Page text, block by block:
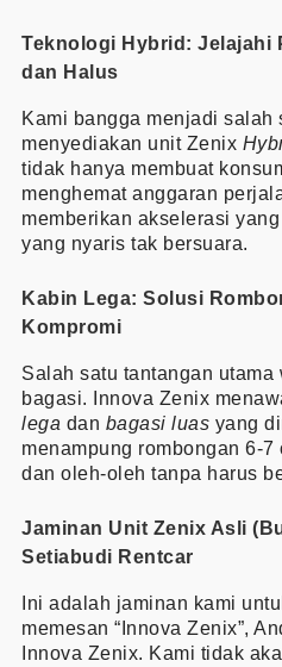
Teknologi Hybrid: Jelajahi
dan Halus
Kami bangga menjadi salah
menyediakan unit Zenix
tidak hanya membuat
menghemat anggaran
memberikan akselerasi
yang nyaris tak bersuara.
Kabin Lega: Solusi
Kompromi
Salah satu tantangan utama
bagasi. Innova Zenix
lega dan bagasi luas yang
menampung rombongan 6-
dan oleh-oleh tanpa harus
Jaminan Unit Zenix Asli
Setiabudi Rentcar
Ini adalah jaminan kami
memesan “Innova Zenix”,
Innova Zenix. Kami tidak